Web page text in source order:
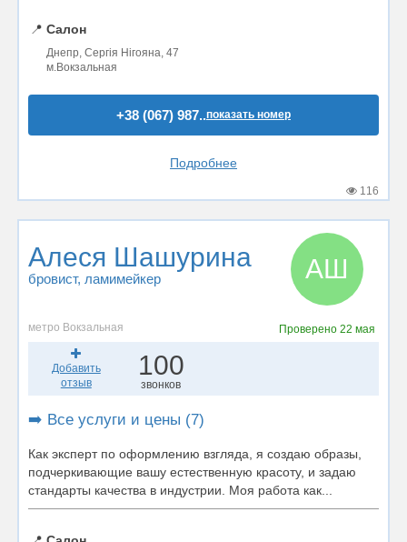
📍 Салон
Днепр, Сергія Нігояна, 47
м.Вокзальная
+38 (067) 987..показать номер
Подробнее
116
Алеся Шашурина
бровист, ламимейкер АШ
метро Вокзальная Проверено22 мая
Добавить
отзыв
100
звонков
➡️ Все услуги и цены (7)
Как эксперт по оформлению взгляда, я создаю образы,
подчеркивающие вашу естественную красоту, и задаю
стандарты качества в индустрии. Моя работа как...